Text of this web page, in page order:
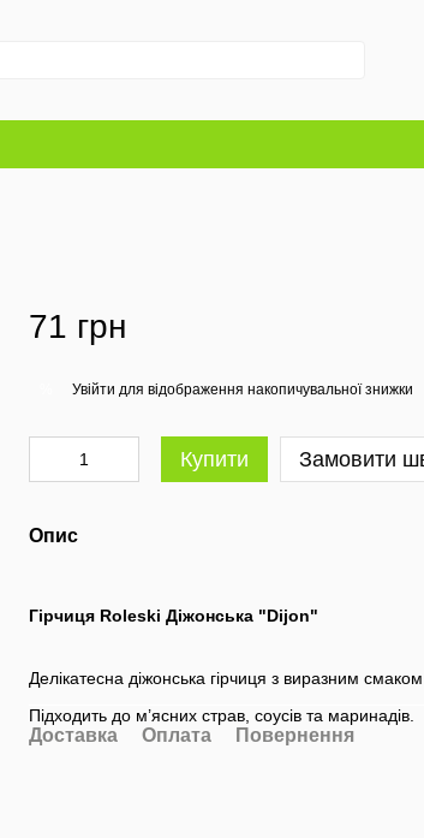
71 грн
Увійти для відображення накопичувальної знижки
Купити Замовити
Опис
Гірчиця Roleski Діжонська "Dijon"
Делікатесна діжонська гірчиця з виразним
Підходить до м’ясних страв, соусів та маринадів.
Доставка Оплата Повернення